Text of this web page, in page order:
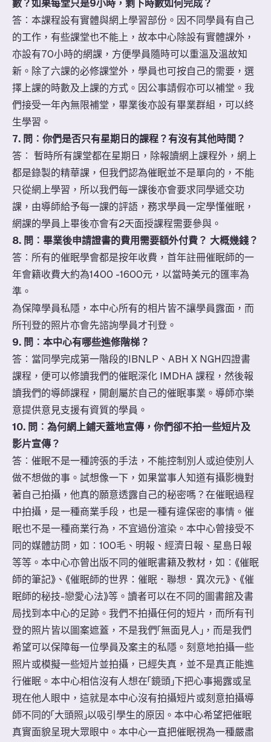
數？如果每堂只是9小時，剩下時數如何完成？
​答︰本課程設有實體與網上學習部份。因不同學員有自己
的工作，有些課堂也不能上，故本中心除設有實體課外，
亦設有70小時的網課，方便學員隨時可以重溫及溫故知
新。除了六課的必修課堂外，學員也可按自己的需要，選
擇上課的時數及上課的方式。因公事請假亦可以補堂。我
們接受一年內無限補堂，畢業後亦設有畢業群組，可以終
生學習。
7. 問︰你們是否只有星期日的課程？有沒有其他時間？
答︰ 暫時所有課堂都在星期日，除報讀網上課程外，網上
都是錄製的精華課，但我們認為催眠並不是單向的，不能
只從網上學習，所以我們每一課後亦會要求同學遞交功
課，由導師給予每一課的評語，務求學員一定學懂催眠，
網課的學員上畢後亦會有2天面授課程需要參與。
8. 問︰畢業後申請證書的費用需要額外付費？ 大概幾錢？
答︰所有的催眠學會都是按年收費，首年註冊催眠師的一
年會籍收費大約為1400 -1600元，以當時美元的匯率為
準。
為保障學員私隱，本中心所有的相片皆不讓學員露面，而
所刊登的照片亦會先諮詢學員才刊登。
9. 問︰本中心有哪些進修階梯？
​答︰當同學完成第一階段的IBNLP、ABH X NGH四證書
課程，便可以修讀我們的催眠深化 IMDHA 課程，然後報
讀我們的導師課程，開創屬於自己的催眠事業。導師亦樂
意提供意見支援有資質的學員。
10. 問︰為何網上鋪天蓋地宣傳，你們卻不拍一些短片及
影片宣傳？
​答︰催眠不是一種誇張的手法，不能控制別人或迫使別人
做不想做的事。試想像一下，如果當事人知道有攝影機對
著自己拍攝，他真的願意透露自己的秘密嗎？在催眠過程
中拍攝，是一種商業手段，也是一種有違保密的事情。催
眠也不是一種商業行為，不宜過份渲染。本中心曾接受不
同的媒體訪問，如︰100毛、明報、經濟日報、星島日報
等等。本中心亦曾出版不同的催眠書籍及教材，如︰《催眠
師的筆記》、《催眠師的世界：催眠．聯想．異次元》、《催
眠師的秘技-戀愛心法》等。讀者可以在不同的圖書館及書
局找到本中心的足跡。我們不拍攝任何的短片，而所有刊
登的照片皆以圖案遮蓋，不是我們「無面見人」，而是我們
希望可以保障每一位學員及案主的私隱。刻意地拍攝一些
照片或模擬一些短片並拍攝，已經失真，並不是真正能進
行催眠。本中心相信沒有人想在「鏡頭」下把心事揭露或呈
現在他人眼中，這就是本中心沒有拍攝短片或刻意拍攝導
師不同的「大頭照」以吸引學生的原因。本中心希望把催眠
真實面貌呈現大眾眼中。本中心一直把催眠視為一種嚴肅